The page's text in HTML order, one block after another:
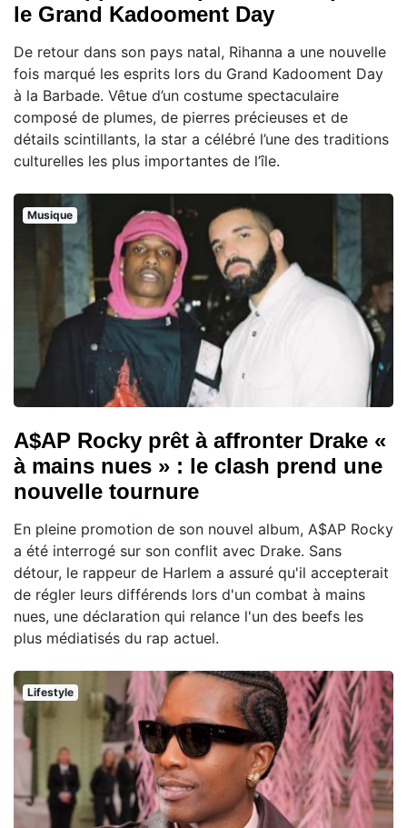
le Grand Kadooment Day
De retour dans son pays natal, Rihanna a une nouvelle
fois marqué les esprits lors du Grand Kadooment Day
à la Barbade. Vêtue d’un costume spectaculaire
composé de plumes, de pierres précieuses et de
détails scintillants, la star a célébré l’une des traditions
culturelles les plus importantes de l’île.
Musique
A$AP Rocky prêt à affronter Drake «
à mains nues » : le clash prend une
nouvelle tournure
En pleine promotion de son nouvel album, A$AP Rocky
a été interrogé sur son conflit avec Drake. Sans
détour, le rappeur de Harlem a assuré qu'il accepterait
de régler leurs différends lors d'un combat à mains
nues, une déclaration qui relance l'un des beefs les
plus médiatisés du rap actuel.
Lifestyle